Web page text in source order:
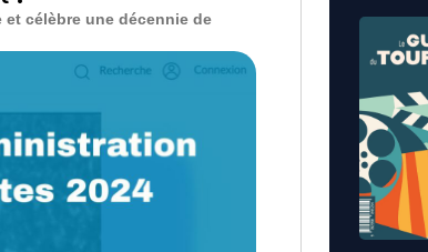
célèbre une décennie de